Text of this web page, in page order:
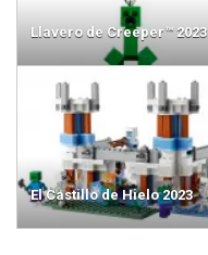
Llavero de Creeper™ 2023
El Castillo de Hielo 2023